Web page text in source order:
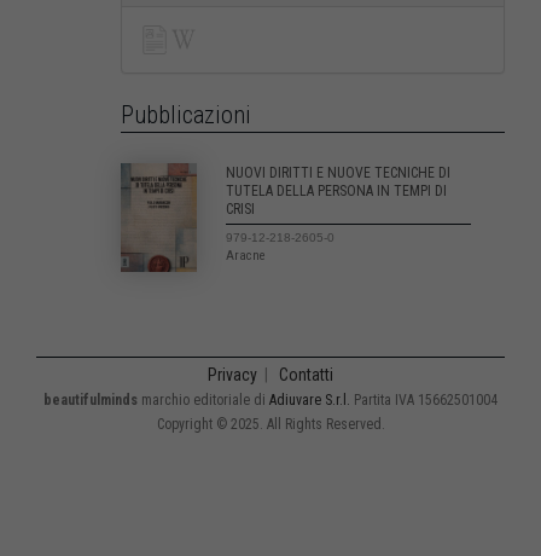
Pubblicazioni
NUOVI DIRITTI E NUOVE TECNICHE DI
TUTELA DELLA PERSONA IN TEMPI DI
CRISI
979-12-218-2605-0
Aracne
Privacy Contatti
beautifulminds marchio editoriale di Adiuvare S.r.l. Partita IVA 15662501004
Copyright © 2025. All Rights Reserved.